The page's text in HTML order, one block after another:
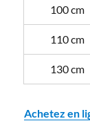
100 cm
110 cm
130 cm
Achetez en